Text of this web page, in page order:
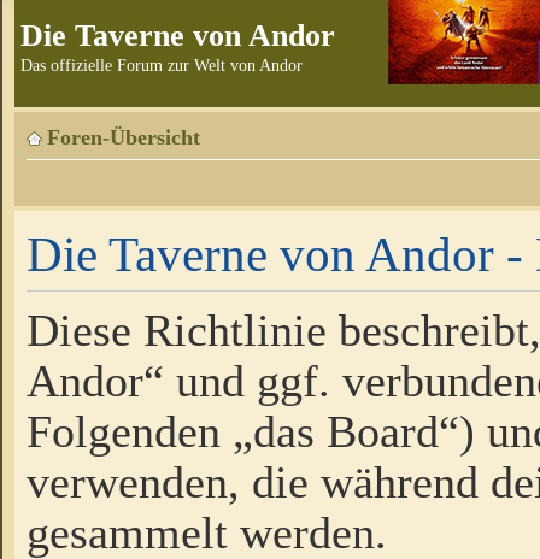
Die Taverne von Andor
Das offizielle Forum zur Welt von Andor
Foren-Übersicht
Die Taverne von Andor
Diese Richtlinie
Andor“ und ggf.
Folgenden „das Board“)
verwenden, die während
gesammelt werden.